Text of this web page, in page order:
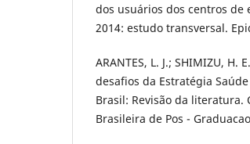
dos usuários dos centros de
2014: estudo transversal.
ARANTES, L. J.; SHIMIZU, H.
desafios da Estratégia
Brasil: Revisão da literatura.
Brasileira de Pos -